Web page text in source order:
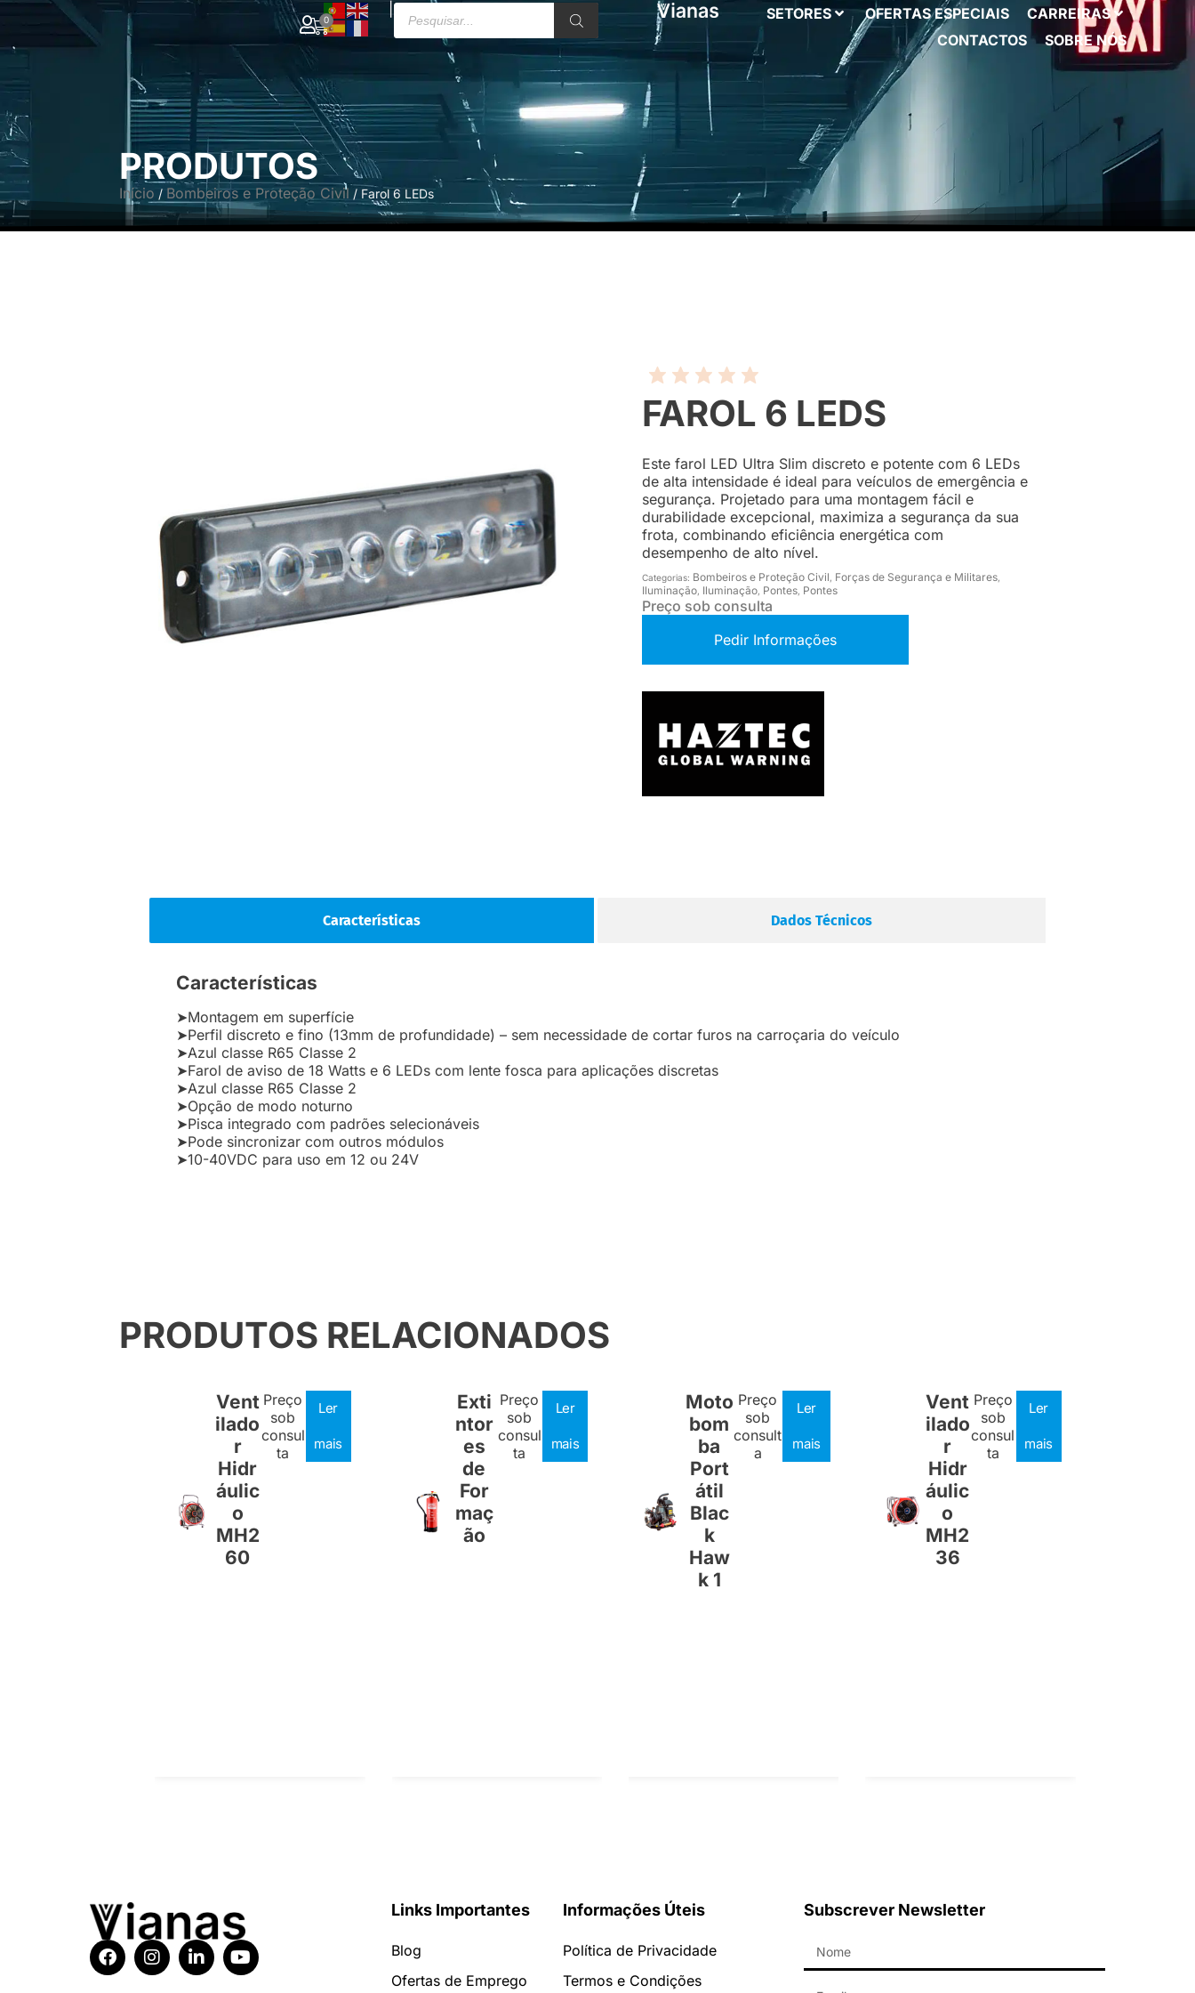
0 SETORES OFERTAS ESPECIAIS
CARREIRAS
CONTACTOS
SOBRE NÓS
PRODUTOS
Início / Bombeiros e Proteção Civil / Farol 6 LEDs
FAROL 6 LEDS
Este farol LED Ultra Slim discreto e potente com 6 LEDs
de alta intensidade é ideal para veículos de emergência e
segurança. Projetado para uma montagem fácil e
durabilidade excepcional, maximiza a segurança da sua
frota, combinando eficiência energética com
desempenho de alto nível.
Categorias: Bombeiros e Proteção Civil, Forças de Segurança e Militares,
Iluminação, Iluminação, Pontes, Pontes
Preço sob consulta
Pedir Informações
Características Dados Técnicos
Características
➤Montagem em superfície
➤Perfil discreto e fino (13mm de profundidade) – sem necessidade de cortar furos na carroçaria do veículo
➤Azul classe R65 Classe 2
➤Farol de aviso de 18 Watts e 6 LEDs com lente fosca para aplicações discretas
➤Azul classe R65 Classe 2
➤Opção de modo noturno
➤Pisca integrado com padrões selecionáveis
➤Pode sincronizar com outros módulos
➤10-40VDC para uso em 12 ou 24V
PRODUTOS RELACIONADOS
Vent
ilado
r
Hidr
áulic
o
MH2
60
Preço
sob
consul
ta
Ler
mais
Exti
ntor
es
de
For
maç
ão
Preço
sob
consul
ta
Ler
mais
Moto
bom
ba
Port
átil
Blac
k
Haw
k 1
Preço
sob
consult
a
Ler
mais
Vent
ilado
r
Hidr
áulic
o
MH2
36
Preço
sob
consul
ta
Ler
mais
Links Importantes
Blog
Ofertas de Emprego
Informações Úteis
Política de Privacidade
Termos e Condições
Subscrever Newsletter